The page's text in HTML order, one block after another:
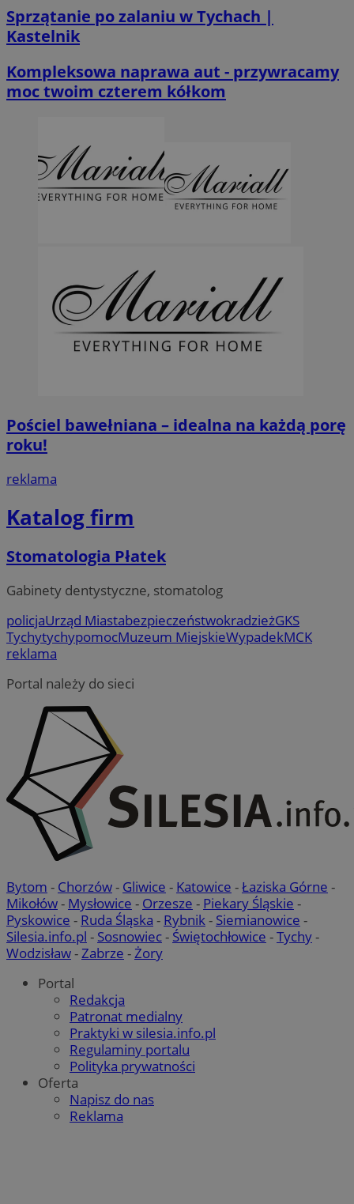
Sprzątanie po zalaniu w Tychach |
Kastelnik
Kompleksowa naprawa aut - przywracamy
moc twoim czterem kółkom
Pościel bawełniana – idealna na każdą porę
roku!
reklama
Katalog firm
Stomatologia Płatek
Gabinety dentystyczne, stomatolog
policjaUrząd MiastabezpieczeństwokradzieżGKS
TychytychypomocMuzeum MiejskieWypadekMCK
reklama
Portal należy do sieci
Bytom - Chorzów- Gliwice - Katowice -Łaziska Górne -
Mikołów- Mysłowice - Orzesze - Piekary Śląskie -
Pyskowice - Ruda Śląska - Rybnik - Siemianowice -
Silesia.info.pl - Sosnowiec- Świętochłowice -Tychy-
Wodzisław- Zabrze - Żory
Portal
Redakcja
Patronat medialny
Praktyki w silesia.info.pl
Regulaminy portalu
Polityka prywatności
Oferta
Napisz do nas
Reklama